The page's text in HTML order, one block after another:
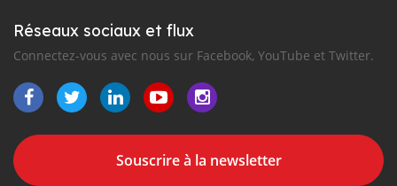
Réseaux sociaux et flux
Connectez-vous avec nous sur Facebook, YouTube et Twitter.
Souscrire à la newsletter